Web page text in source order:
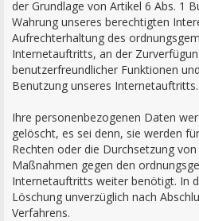
der Grundlage von Artikel 6 Abs. 1
Wahrung unseres berechtigten
Aufrechterhaltung des
Internetauftritts, an der
benutzerfreundlicher Funktionen
Benutzung unseres Internetauftritts.
Ihre personenbezogenen Daten
gelöscht, es sei denn, sie werden
Rechten oder die Durchsetzung
Maßnahmen gegen den
Internetauftritts weiter benötigt. In
Löschung unverzüglich nach
Verfahrens.